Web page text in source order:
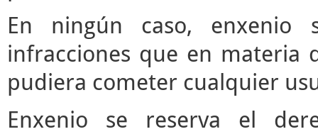
En ningún caso, enxenio
infracciones que en materia
pudiera cometer cualquier
Enxenio se reserva el